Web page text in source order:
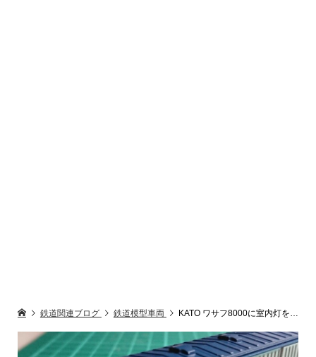
鉄道関連ブログ 鉄道模型車両 KATO ワサフ8000に室内灯を取り付ける【鉄道模型Nゲージ】